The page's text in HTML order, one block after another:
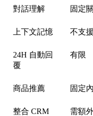
對話理解 固定
上下文記憶 不支援
24H 自動回
覆
有限
商品推薦 固定
整合 CRM 需額